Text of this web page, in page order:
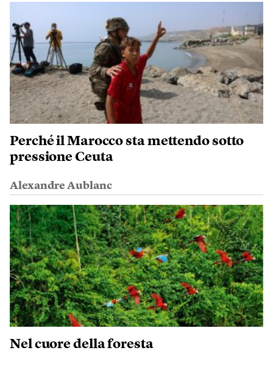
Perché il Marocco sta mettendo sotto
pressione Ceuta
Alexandre Aublanc
Nel cuore della foresta